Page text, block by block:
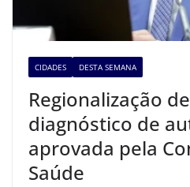
CIDADES DESTA SEMANA
Regionalização
diagnóstico de
aprovada pela
Saúde